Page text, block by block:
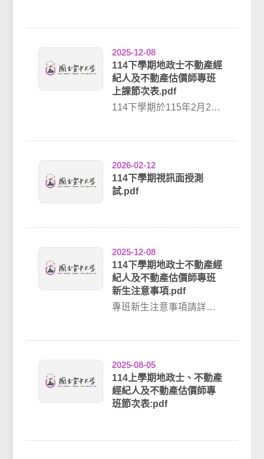
2025-12-08
114下學期地政士不動產經
紀人及不動產估價師專班
上課節次表.pdf
114下學期於115年2月23
2026-02-12
114下學期視訊面授測
試.pdf
2025-12-08
114下學期地政士不動產經
紀人及不動產估價師專班
新生注意事項.pdf
專班新生注意事項請詳閱
2025-08-05
114上學期地政士、不動產
經紀人及不動產估價師專
班節次表:pdf